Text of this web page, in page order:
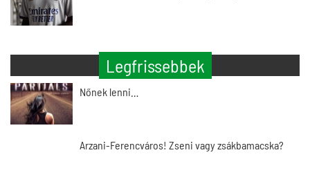
Legfrissebbek
Nőnek lenni…
Arzani-Ferencváros! Zseni vagy zsákbamacska?